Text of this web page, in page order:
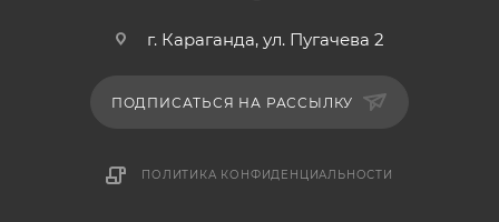
г. Караганда, ул. Пугачева 2
ПОДПИСАТЬСЯ НА РАССЫЛКУ
ПОЛИТИКА КОНФИДЕНЦИАЛЬНОСТИ